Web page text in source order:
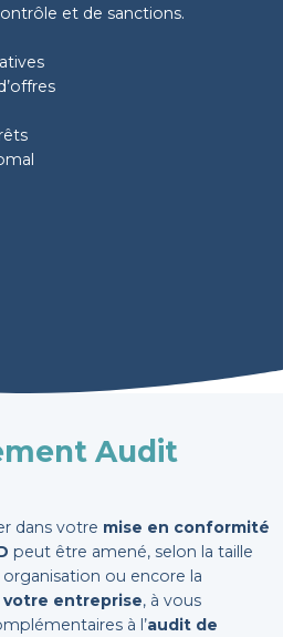
et de sanctions.
Audit
dans votre mise en conformité
peut être amené, selon la taille
ou encore la
votre entreprise, à vous
à l’audit de